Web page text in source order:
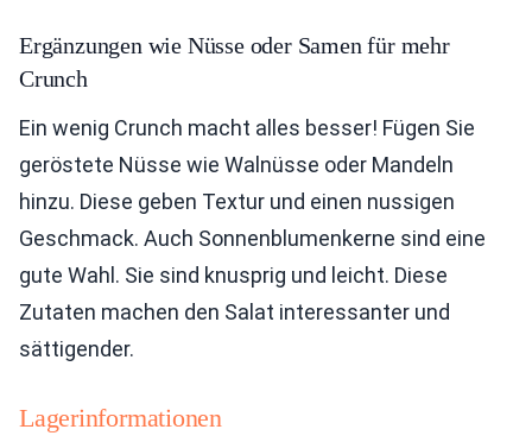
Ergänzungen wie Nüsse oder Samen für mehr
Crunch
Ein wenig Crunch macht alles besser! Fügen Sie
geröstete Nüsse wie Walnüsse oder Mandeln
hinzu. Diese geben Textur und einen nussigen
Geschmack. Auch Sonnenblumenkerne sind eine
gute Wahl. Sie sind knusprig und leicht. Diese
Zutaten machen den Salat interessanter und
sättigender.
Lagerinformationen